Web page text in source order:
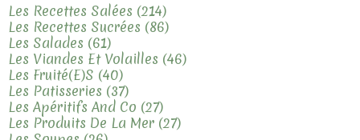
Les Recettes Salées (214)
Les Recettes Sucrées (86)
Les Salades (61)
Les Viandes Et Volailles (46)
Les Fruité(e)s (40)
Les Patisseries (37)
Les Apéritifs And Co (27)
Les Produits De La Mer (27)